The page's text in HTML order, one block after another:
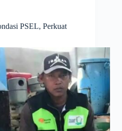
PSEL, Perkuat